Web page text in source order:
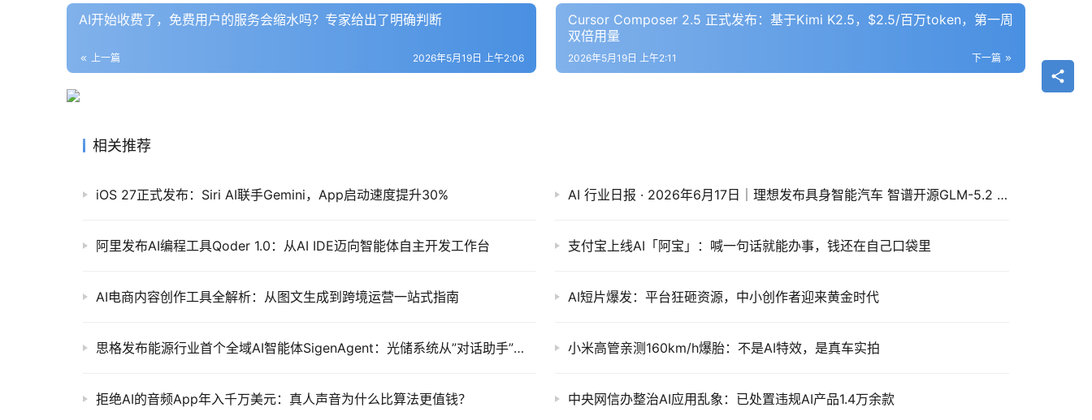
AI开始收费了，免费用户的服务会缩水吗？专家给出了明确判断
上一篇 2026年5月19日 上午2:06
Cursor Composer 2.5 正式发布：基于Kimi K2.5，$2.5/百万token，第一周
双倍用量
下一篇
2026年5月19日 上午2:11
相关推荐
iOS 27正式发布：Siri AI联手Gemini，App启动速度提升30% AI 行业日报 · 2026年6月17日｜理想发布具身智能汽车 智谱开源GLM-5.2 微信支付推出AI专属卡
阿里发布AI编程工具Qoder 1.0：从AI IDE迈向智能体自主开发工作台 支付宝上线AI「阿宝」：喊一句话就能办事，钱还在自己口袋里
AI电商内容创作工具全解析：从图文生成到跨境运营一站式指南 AI短片爆发：平台狂砸资源，中小创作者迎来黄金时代
思格发布能源行业首个全域AI智能体SigenAgent：光储系统从”对话助手”变”自动执行者” 小米高管亲测160km/h爆胎：不是AI特效，是真车实拍
拒绝AI的音频App年入千万美元：真人声音为什么比算法更值钱？ 中央网信办整治AI应用乱象：已处置违规AI产品1.4万余款